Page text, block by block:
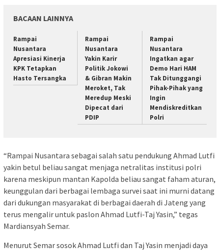
BACAAN LAINNYA
Rampai
Nusantara
Apresiasi Kinerja
KPK Tetapkan
Hasto Tersangka
Rampai
Nusantara
Yakin Karir
Politik Jokowi
& Gibran Makin
Meroket, Tak
Meredup Meski
Dipecat dari
PDIP
Rampai
Nusantara
Ingatkan agar
Demo Hari HAM
Tak Ditunggangi
Pihak-Pihak yang
Ingin
Mendiskreditkan
Polri
“Rampai Nusantara sebagai salah satu pendukung Ahmad Lutfi
yakin betul beliau sangat menjaga netralitas institusi polri
karena meskipun mantan Kapolda beliau sangat faham aturan,
keunggulan dari berbagai lembaga survei saat ini murni datang
dari dukungan masyarakat di berbagai daerah di Jateng yang
terus mengalir untuk paslon Ahmad Lutfi-Taj Yasin,” tegas
Mardiansyah Semar.
Menurut Semar sosok Ahmad Lutfi dan Taj Yasin menjadi daya